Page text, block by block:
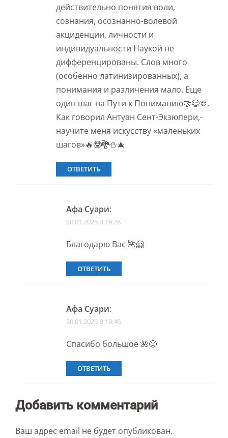
действительно понятия воли,
сознания, осознанно-волевой
акциденции, личности и
индивидуальности Наукой не
дифференцированы. Слов много
(особенно латинизированных), а
понимания и различения мало. Еще
один шаг на Пути к Пониманию🤝😄🫶.
Как говорил Антуан Сент-Экзюпери,-
научите меня искусству «маленьких
шагов»🔥🤓🐉⛄️🎄
ОТВЕТИТЬ
Афа Суари:
20.01.2025 В 19:28
Благодарю Вас 🌺🤗
ОТВЕТИТЬ
Афа Суари:
30.01.2025 В 19:46
Спасибо большое 🌺😊
ОТВЕТИТЬ
Добавить комментарий
Ваш адрес email не будет опубликован.